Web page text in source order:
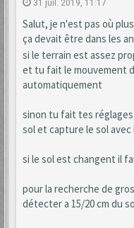
Salut, je n'est pas où
ça devait être dans les
si le terrain est assez
et tu fait le mouvement
automatiquement
sinon tu fait tes
sol et capture le sol
si le sol est changent il
pour la recherche de
détecter a 15/20 cm du